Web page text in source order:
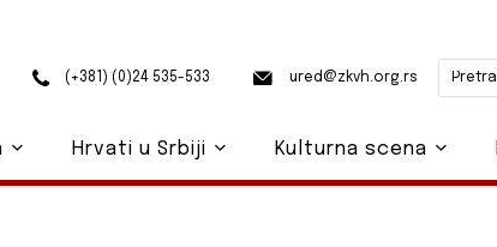
(+381) (0)24 535-533 ured@zkvh.org.rs
Hrvati u Srbiji Kulturna scena